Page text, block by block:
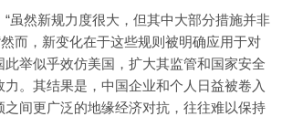
“虽然新规力度很大，但其中大部分措施并非
然而，新变化在于这些规则被明确应用于对
此举似乎效仿美国，扩大其监管和国家安全
力。其结果是，中国企业和个人日益被卷入
之间更广泛的地缘经济对抗，往往难以保持